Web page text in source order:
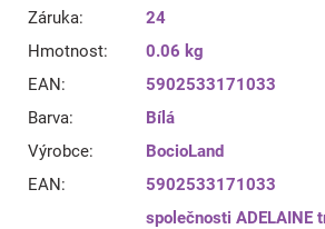
Záruka:
24
Hmotnost:
0.06 kg
EAN:
5902533171033
Barva:
Bílá
Výrobce:
BocioLand
EAN: 5902533171033
společnosti ADELAINE